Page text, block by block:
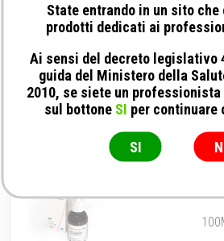
Camon -
State entrando in un sito
prodotti dedicati ai
Ai sensi del decreto legislativo
guida del Ministero della
2010, se siete un
sul bottone SI per continuare
SI